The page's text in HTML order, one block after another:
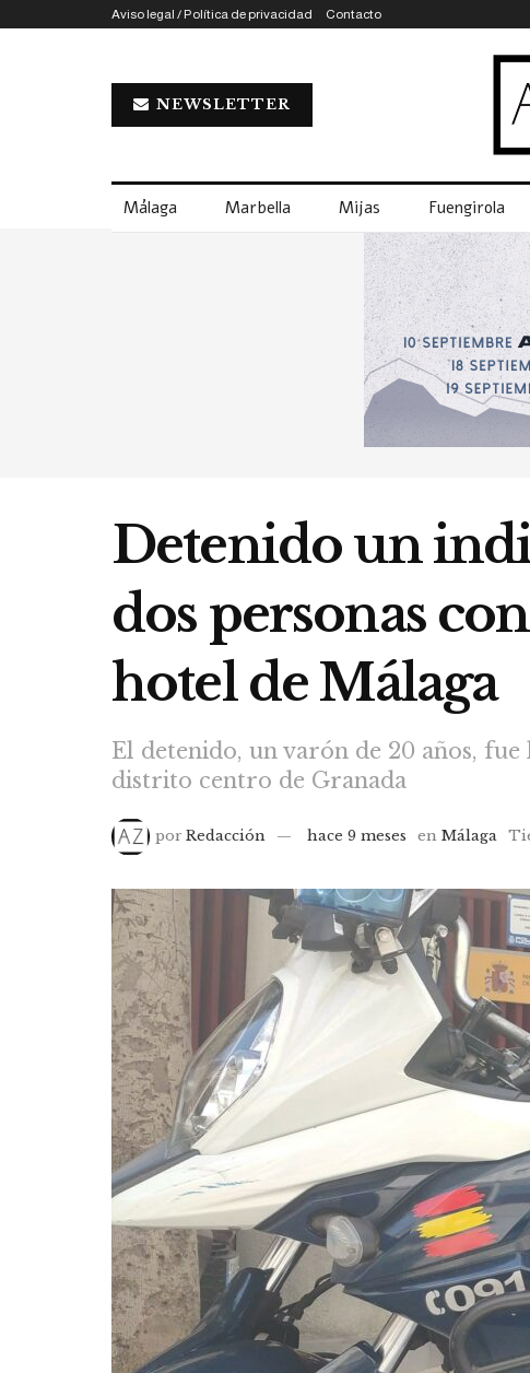
Aviso legal / Política de privacidad Contacto
NEWSLETTER
Málaga Marbella Mijas Fuengirola
Detenido un
dos personas
hotel de Málaga
El detenido, un varón de 20 años,
distrito centro de Granada
por Redacción hace 9 meses en Málaga